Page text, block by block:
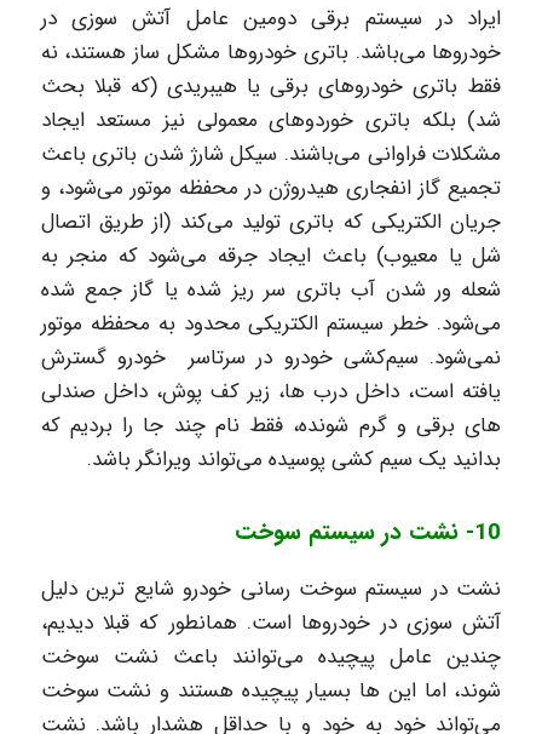
ایراد در سیستم برقی دومین عامل آتش سوزی در
خودروها می‌باشد. باتری خودروها مشکل ساز هستند، نه
فقط باتری خودروهای برقی یا هیبریدی (که قبلا بحث
شد) بلکه باتری خوردوهای معمولی نیز مستعد ایجاد
مشکلات فراوانی می‌باشند. سیکل شارژ شدن باتری باعث
تجمیع گاز انفجاری هیدروژن در محفظه موتور می‌شود، و
جریان الکتریکی که باتری تولید می‌کند (از طریق اتصال
شل یا معیوب) باعث ایجاد جرقه می‌شود که منجر به
شعله ور شدن آب باتری سر ریز شده یا گاز جمع شده
می‌شود. خطر سیستم الکتریکی محدود به محفظه موتور
نمی‌شود. سیم‌کشی خودرو در سرتاسر خودرو گسترش
یافته است، داخل درب ها، زیر کف پوش، داخل صندلی
های برقی و گرم شونده، فقط نام چند جا را بردیم که
بدانید یک سیم کشی پوسیده می‌تواند ویرانگر باشد.
10- نشت در سیستم سوخت
نشت در سیستم سوخت رسانی خودرو شایع ترین دلیل
آتش سوزی در خودروها است. همانطور که قبلا دیدیم،
چندین عامل پیچیده می‌توانند باعث نشت سوخت
شوند، اما این ها بسیار پیچیده هستند و نشت سوخت
می‌تواند خود به خود و با حداقل هشدار باشد. نشت